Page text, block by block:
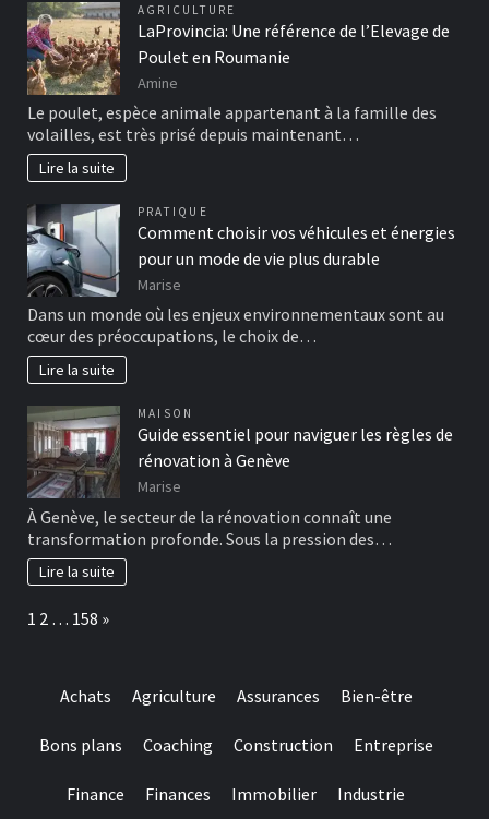
AGRICULTURE
LaProvincia: Une référence de l’Elevage de
Poulet en Roumanie
Amine
Le poulet, espèce animale appartenant à la famille des
volailles, est très prisé depuis maintenant…
Lire la suite
PRATIQUE
Comment choisir vos véhicules et énergies
pour un mode de vie plus durable
Marise
Dans un monde où les enjeux environnementaux sont au
cœur des préoccupations, le choix de…
Lire la suite
MAISON
Guide essentiel pour naviguer les règles de
rénovation à Genève
Marise
À Genève, le secteur de la rénovation connaît une
transformation profonde. Sous la pression des…
Lire la suite
Page:
1 2 … 158 Next
»
Achats Agriculture Assurances Bien-être
Bons plans Coaching Construction Entreprise
Finance Finances Immobilier Industrie